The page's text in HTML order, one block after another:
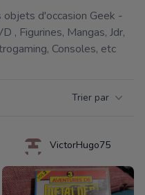
objets d'occasion Geek -
, Figurines, Mangas, Jdr,
Consoles, etc
Trier par
VictorHugo75